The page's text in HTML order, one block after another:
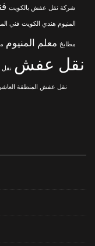
شركة نقل عفش بالكويت
المنيوم هندي الكويت فني
مطابخ معلم المنيوم
نقل عفش
نقل عفش المنطقة